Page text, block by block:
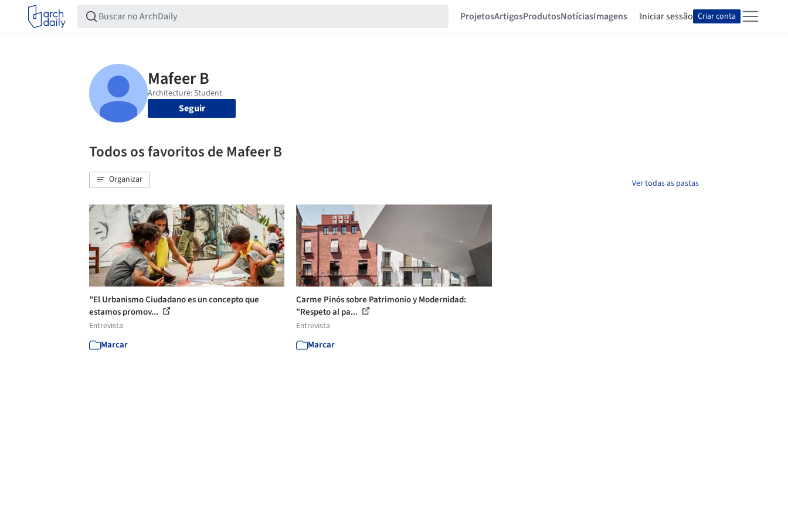
ProjetosArtigosProdutosNotíciasImagens Iniciar sessão Criar conta
Seguir
Todos os favoritos de Mafeer B
Organizar Ver todas as pastas
"El Urbanismo Ciudadano es un concepto que
estamos promov...
Entrevista
Marcar
Carme Pinós sobre Patrimonio y Modernidad:
"Respeto al pa...
Entrevista
Marcar